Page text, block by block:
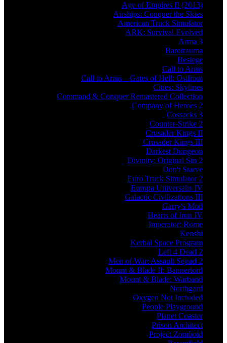
Age of Empires II (2013)
Airships: Conquer the Skies
American Truck Simulator
ARK: Survival Evolved
Arma 3
Barotrauma
Besiege
Call to Arms
Call to Arms – Gates of Hell: Ostfront
Cities: Skylines
Command & Conquer Remastered Collection
Company of Heroes 2
Cossacks 3
Counter-Strike 2
Crusader Kings II
Crusader Kings III
Darkest Dungeon
Divinity: Original Sin 2
Don't Starve
Euro Truck Simulator 2
Europa Universalis IV
Galactic Civilizations III
Garry's Mod
Hearts of Iron IV
Imperator: Rome
Kenshi
Kerbal Space Program
Left 4 Dead 2
Men of War: Assault Squad 2
Mount & Blade II: Bannerlord
Mount & Blade: Warband
Northgard
Oxygen Not Included
People Playground
Planet Coaster
Prison Architect
Project Zomboid